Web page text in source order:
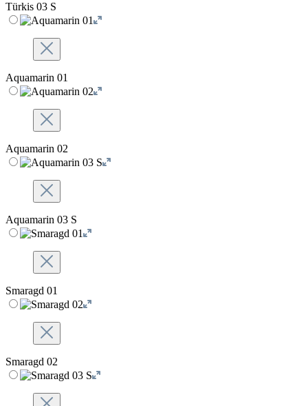
Türkis 03 S
Aquamarin 01
Aquamarin 02
Aquamarin 03 S
Smaragd 01
Smaragd 02